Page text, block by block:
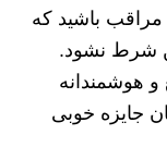
باشید که
شرط نشود.
و هوشمندانه
جایزه خوبی